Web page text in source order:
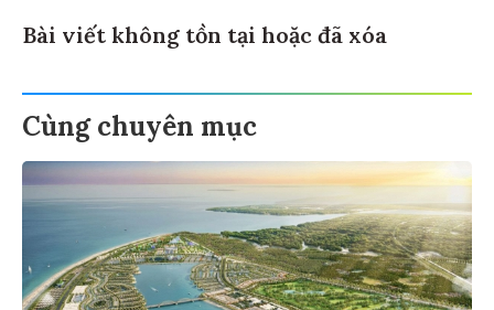
Bài viết không tồn tại hoặc đã xóa
Cùng chuyên mục